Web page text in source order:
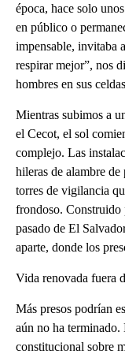
época, hace solo
en público o
impensable, invitaba
respirar mejor”, nos
hombres en sus
Mientras subimos a
el Cecot, el sol
complejo. Las
hileras de alambre
torres de vigilancia
frondoso. Construido
pasado de El
aparte, donde los
Vida renovada fuera
Más presos podrían
aún no ha
constitucional sobre